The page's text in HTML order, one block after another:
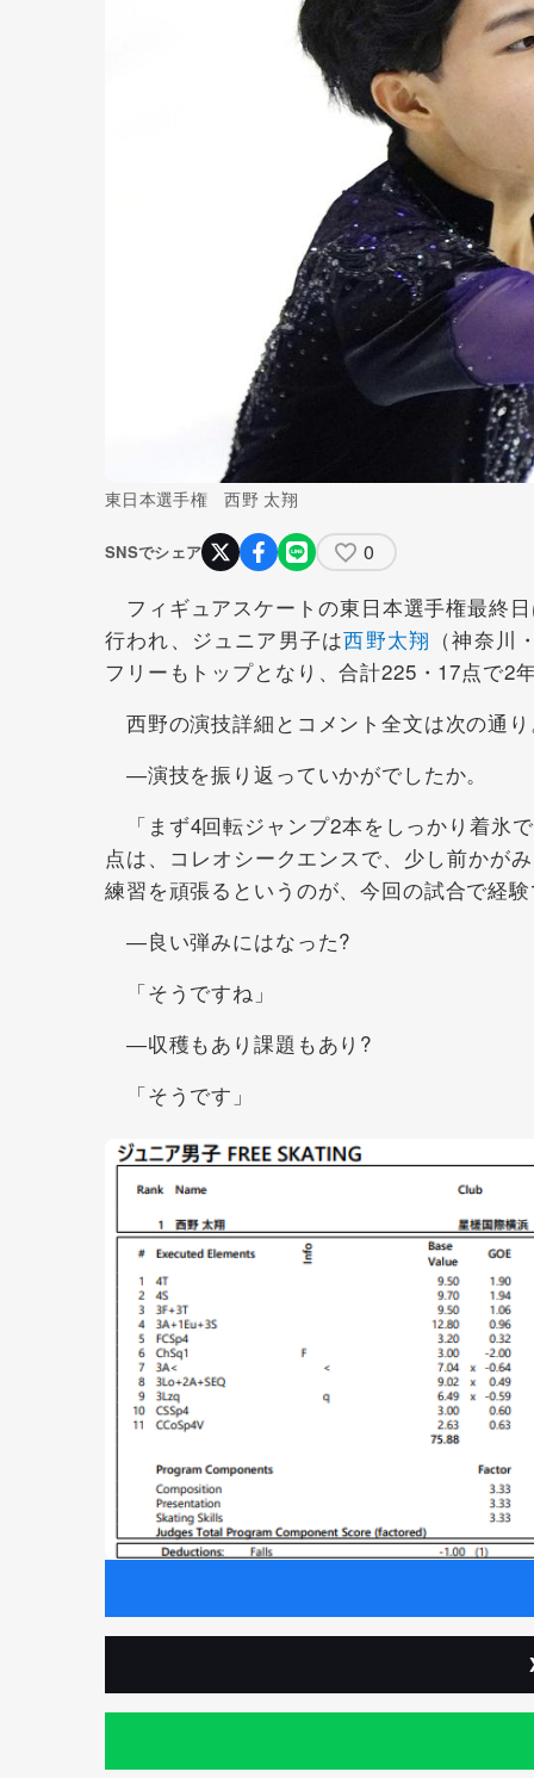
東日本選手権 西野 太翔
SNSでシェア 0
フィギュアスケートの東日本選手権最終
行われ、ジュニア男子は西野太翔 （神奈
フリーもトップとなり、合計225・17点で2
西野の演技詳細とコメント全文は次の通
―演技を振り返っていかがでしたか。
「まず4回転ジャンプ2本をしっかり着氷
点は、コレオシークエンスで、少し前かが
練習を頑張るというのが、今回の試合で経
―良い弾みにはなった?
「そうですね」
―収穫もあり課題もあり?
「そうです」